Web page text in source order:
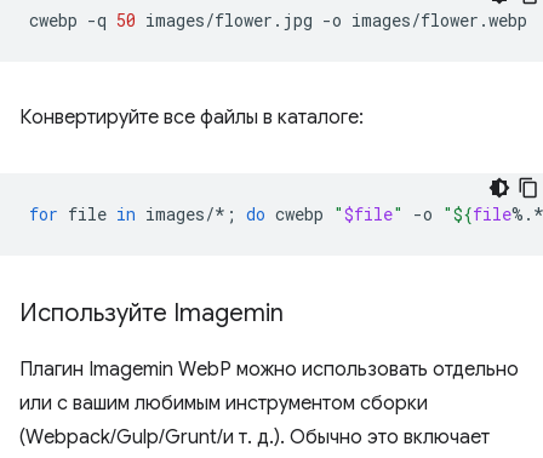
cwebp -q 50 images/flower.jpg -o
Конвертируйте все файлы в каталоге:
for file in images/* ; do cwebp "$file" -o "${file%.*
Используйте Imagemin
Плагин Imagemin WebP можно использовать отдельно
или с вашим любимым инструментом сборки
(Webpack/Gulp/Grunt/и т. д.). Обычно это включает